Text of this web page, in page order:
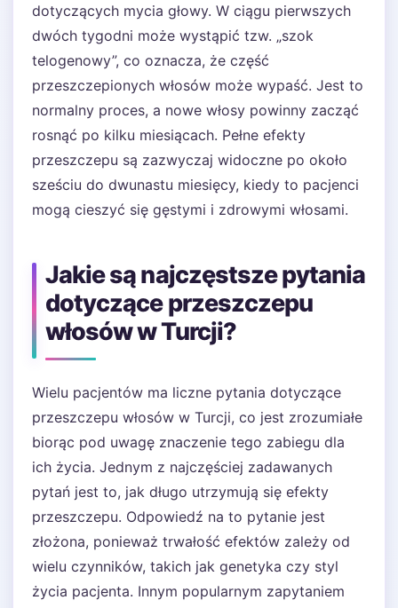
dotyczących mycia głowy. W ciągu pierwszych
dwóch tygodni może wystąpić tzw. „szok
telogenowy”, co oznacza, że część
przeszczepionych włosów może wypaść. Jest to
normalny proces, a nowe włosy powinny zacząć
rosnąć po kilku miesiącach. Pełne efekty
przeszczepu są zazwyczaj widoczne po około
sześciu do dwunastu miesięcy, kiedy to pacjenci
mogą cieszyć się gęstymi i zdrowymi włosami.
Jakie są najczęstsze pytania
dotyczące przeszczepu
włosów w Turcji?
Wielu pacjentów ma liczne pytania dotyczące
przeszczepu włosów w Turcji, co jest zrozumiałe
biorąc pod uwagę znaczenie tego zabiegu dla
ich życia. Jednym z najczęściej zadawanych
pytań jest to, jak długo utrzymują się efekty
przeszczepu. Odpowiedź na to pytanie jest
złożona, ponieważ trwałość efektów zależy od
wielu czynników, takich jak genetyka czy styl
życia pacjenta. Innym popularnym zapytaniem